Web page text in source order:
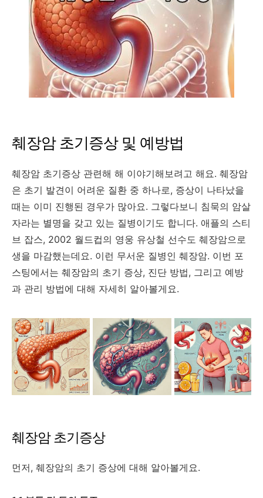
췌장암 초기증상 및 예방법
췌장암 초기증상 관련해 해 이야기해보려고 해요. 췌장암
은 초기 발견이 어려운 질환 중 하나로, 증상이 나타났을
때는 이미 진행된 경우가 많아요. 그렇다보니 침묵의 암살
자라는 별명을 갖고 있는 질병이기도 합니다. 애플의 스티
브 잡스, 2002 월드컵의 영웅 유상철 선수도 췌장암으로
생을 마감했는데요. 이런 무서운 질병인 췌장암. 이번 포
스팅에서는 췌장암의 초기 증상, 진단 방법, 그리고 예방
과 관리 방법에 대해 자세히 알아볼게요.
췌장암 초기증상
먼저, 췌장암의 초기 증상에 대해 알아볼게요.